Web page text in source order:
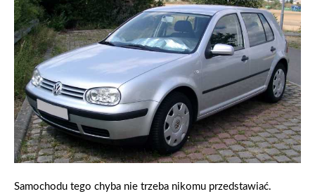
Samochodu tego chyba nie trzeba nikomu przedstawiać.